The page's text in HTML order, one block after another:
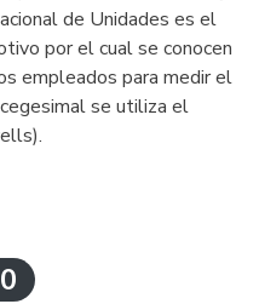
de Unidades es el
por el cual se conocen
empleados para medir el
se utiliza el